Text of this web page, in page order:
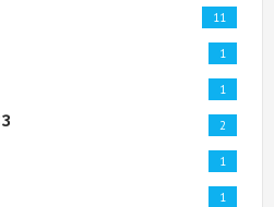
11
1
1
2
1
1